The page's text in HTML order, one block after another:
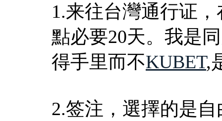
1.来往台灣通行证
點必要20天。我是
得手里而不KUBET,
2.签注，選擇的是